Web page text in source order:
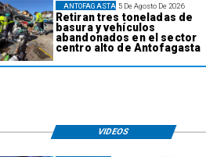
5 De Agosto De 2026
Retiran tres toneladas de
basura y vehículos
abandonados en el sector
centro alto de Antofagasta
ANTOFAGASTA
VIDEOS